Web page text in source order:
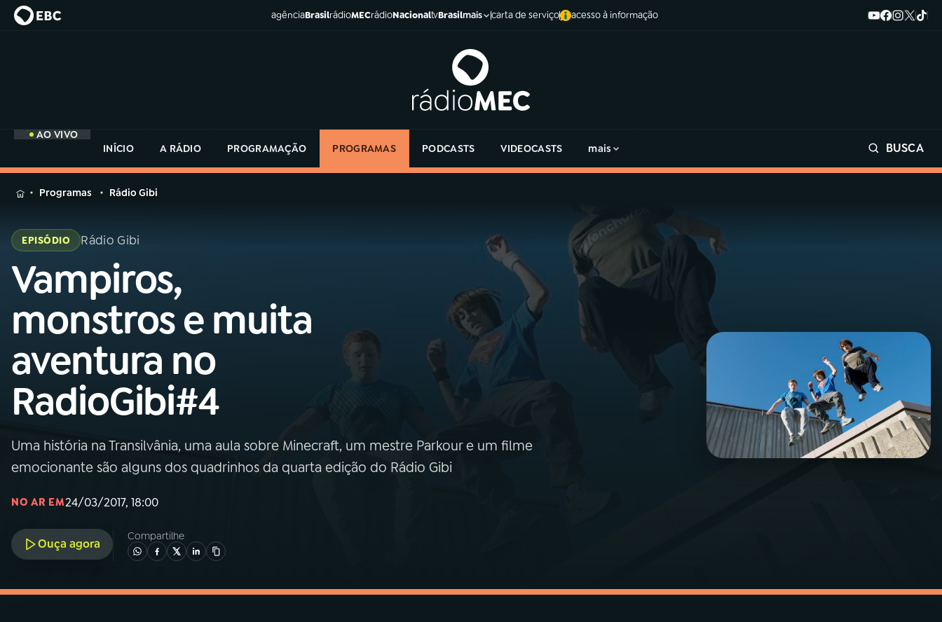
agênciaBrasilrádioMECrádioNacionaltvBrasilmais carta de serviço acesso à informação
AO VIVO
INÍCIO
A RÁDIO PROGRAMAÇÃO PROGRAMAS PODCASTS VIDEOCASTS mais BUSCA
MENU
Buscar
na
Rádio
MEC
01 INÍCIO
02 A RÁDIO
03PROGRAMAÇÃO
05 PODCASTS
na
Rádio
Programas Rádio Gibi
EPISÓDIO Rádio Gibi
Vampiros,
monstros e muita
aventura no
RadioGibi#4
Uma história na Transilvânia, uma aula sobre Minecraft, um mestre Parkour e um filme
emocionante são alguns dos quadrinhos da quarta edição do Rádio Gibi
NO AR EM24/03/2017, 18:00
Ouça agora
Compartilhe